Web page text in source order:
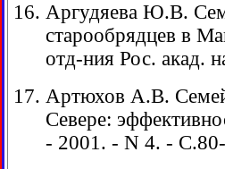
Аргудяева Ю.В.
старообрядцев в
отд-ния Рос. акад.
Артюхов А.В.
Севере:
- 2001. - N 4. -